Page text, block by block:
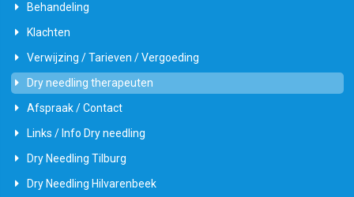
Behandeling
Klachten
Verwijzing / Tarieven / Vergoeding
Dry needling therapeuten
Afspraak / Contact
Links / Info Dry needling
Dry Needling Tilburg
Dry Needling Hilvarenbeek